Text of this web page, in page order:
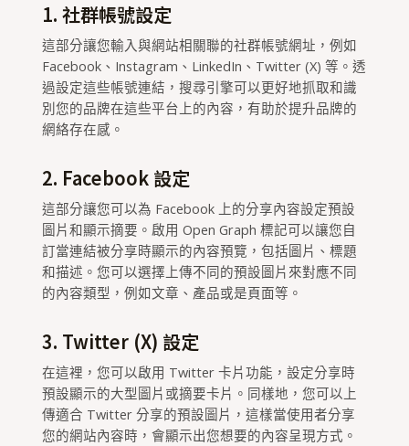
1. 社群帳號設定
這部分讓您輸入與網站相關聯的社群帳號網址，例如
Facebook、Instagram、LinkedIn、Twitter (X) 等。透
過設定這些帳號連結，搜尋引擎可以更好地抓取和識
別您的品牌在這些平台上的內容，有助於提升品牌的
網絡存在感。
2. Facebook 設定
這部分讓您可以為 Facebook 上的分享內容設定預設
圖片和顯示摘要。啟用 Open Graph 標記可以讓您自
訂當連結被分享時顯示的內容預覽，包括圖片、標題
和描述。您可以選擇上傳不同的預設圖片來對應不同
的內容類型，例如文章、產品或是頁面等。
3. Twitter (X) 設定
在這裡，您可以啟用 Twitter 卡片功能，設定分享時
預設顯示的大型圖片或摘要卡片。同樣地，您可以上
傳適合 Twitter 分享的預設圖片，這樣當使用者分享
您的網站內容時，會顯示出您想要的內容呈現方式。